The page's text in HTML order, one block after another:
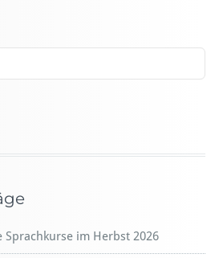
im Herbst 2026